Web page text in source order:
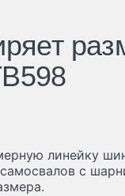
линейку
с